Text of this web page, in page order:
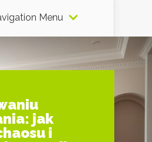
Menu
jak
i